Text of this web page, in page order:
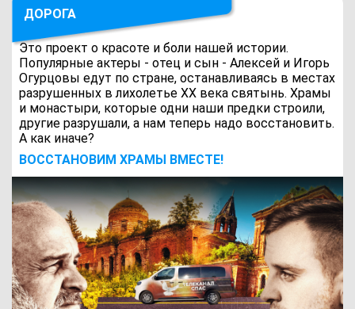
ДОРОГА
Это проект о красоте и боли нашей истории.
Популярные актеры - отец и сын - Алексей и Игорь
Огурцовы едут по стране, останавливаясь в местах
разрушенных в лихолетье ХХ века святынь. Храмы
и монастыри, которые одни наши предки строили,
другие разрушали, а нам теперь надо восстановить.
А как иначе?
ВОCСТАНОВИМ ХРАМЫ ВМЕСТЕ!